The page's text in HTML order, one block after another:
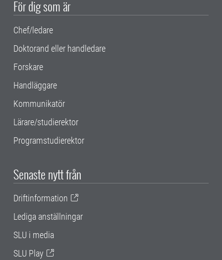
För dig som är
Chef/ledare
Doktorand eller handledare
Forskare
Handläggare
Kommunikatör
Lärare/studierektor
Programstudierektor
Senaste nytt från
Driftinformation
Lediga anställningar
SLU i media
SLU Play